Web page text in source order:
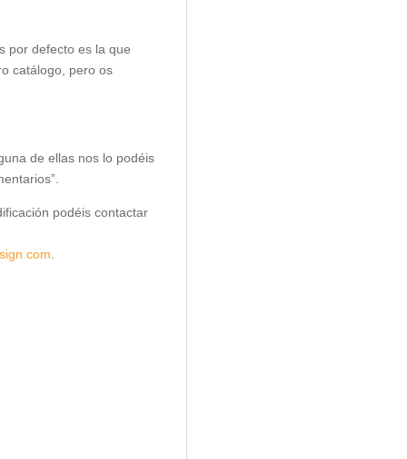
por defecto es la que
catálogo, pero os
de ellas nos lo podéis
podéis contactar